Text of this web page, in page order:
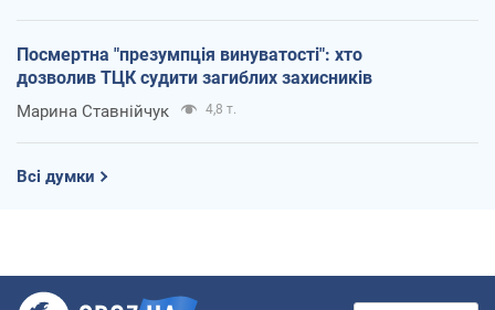
Посмертна "презумпція винуватості": хто
дозволив ТЦК судити загиблих захисників
Марина Ставнійчук 4,8 т.
Всі думки